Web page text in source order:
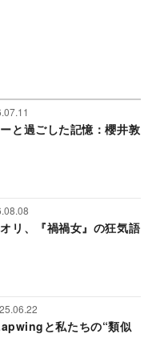
と過ごした記憶：櫻井敦
リ、『禍禍女』の狂気語
と私たちの“類似